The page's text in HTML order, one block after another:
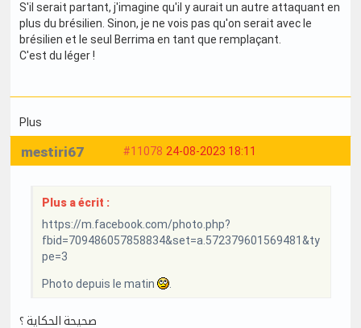
S'il serait partant, j'imagine qu'il y aurait un autre attaquant en
plus du brésilien. Sinon, je ne vois pas qu'on serait avec le
brésilien et le seul Berrima en tant que remplaçant.
C'est du léger !
Plus
#11078 24-08-2023 18:11
mestiri67
Plus a écrit :
https://m.facebook.com/photo.php?
fbid=709486057858834&set=a.572379601569481&ty
pe=3
Photo depuis le matin .
صحيحة الحكاية ؟